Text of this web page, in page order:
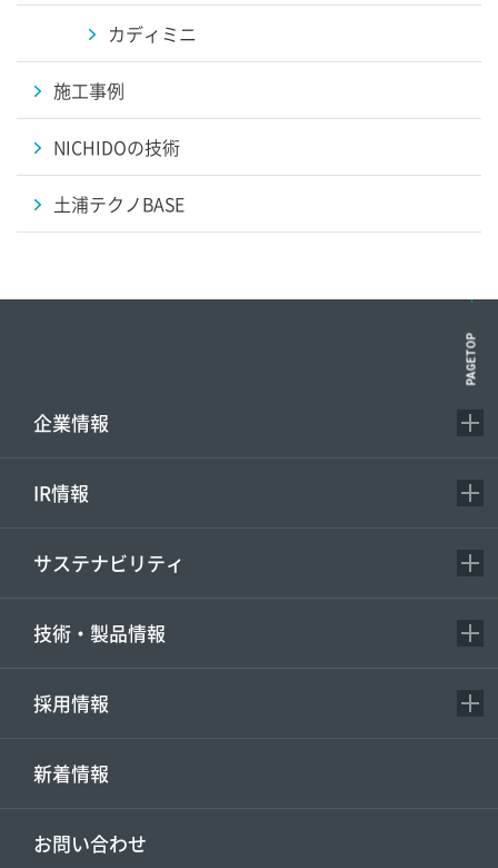
カディミニ
施工事例
NICHIDOの技術
土浦テクノBASE
PAGETOP
企業情報
IR情報
サステナビリティ
技術・製品情報
採用情報
新着情報
お問い合わせ